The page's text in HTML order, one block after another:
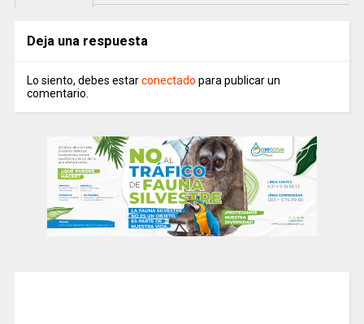
Deja una respuesta
Lo siento, debes estarconectado para publicar un
comentario.